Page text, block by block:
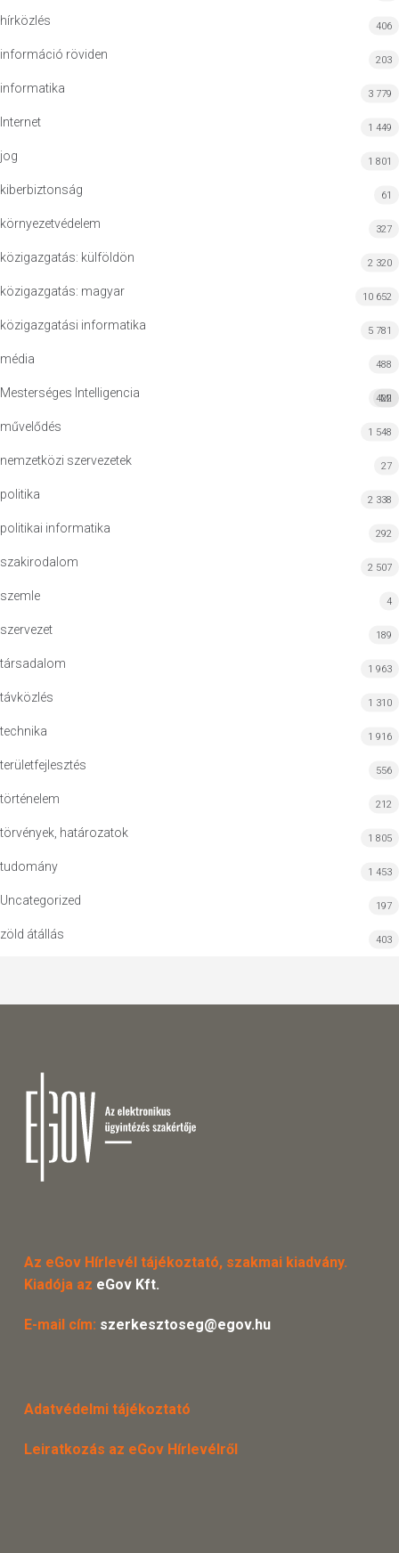
hírközlés 406
információ röviden 203
informatika 3 779
Internet 1 449
jog 1 801
kiberbiztonság 61
környezetvédelem 327
közigazgatás: külföldön 2 320
közigazgatás: magyar 10 652
közigazgatási informatika 5 781
média 488
Mesterséges Intelligencia MI
422
művelődés 1 548
nemzetközi szervezetek 27
politika 2 338
politikai informatika 292
szakirodalom 2 507
szemle 4
szervezet 189
társadalom 1 963
távközlés 1 310
technika 1 916
területfejlesztés 556
történelem 212
törvények, határozatok 1 805
tudomány 1 453
Uncategorized 197
zöld átállás 403
Az eGov Hírlevél tájékoztató, szakmai kiadvány.
Kiadója az eGov Kft.
E-mail cím: szerkesztoseg@egov.hu
Adatvédelmi tájékoztató
Leiratkozás az eGov Hírlevélről